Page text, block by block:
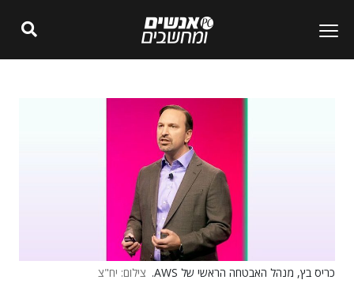
כריס בץ, מנהל האבטחה הראשי של AWS. צילום: יח"צ